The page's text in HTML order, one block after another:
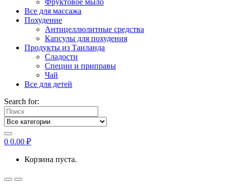
Фруктовое мыло
Все для массажа
Похудение
Антицеллюлитные средства
Капсулы для похудения
Продукты из Таиланда
Сладости
Специи и приправы
Чай
Все для детей
Search for:
0 0.00 ₽
Корзина пуста.